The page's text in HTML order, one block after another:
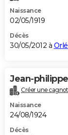
Naissance
02/05/1919
Décès
30/05/2012 à
Jean-
Créer une
Naissance
24/08/1924
Décès